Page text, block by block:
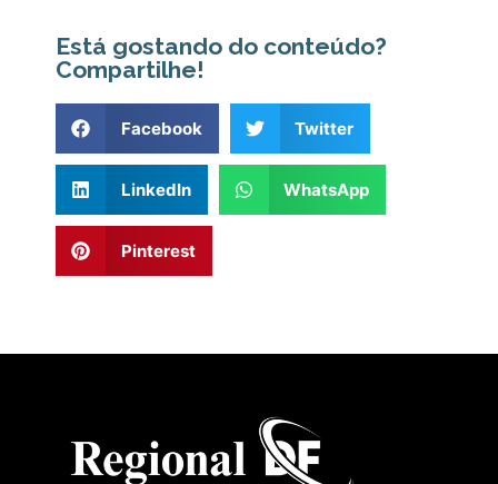
Está gostando do conteúdo?
Compartilhe!
Facebook Twitter
LinkedIn WhatsApp
Pinterest